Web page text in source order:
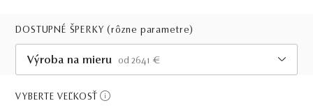
DOSTUPNÉ ŠPERKY(rôzne parametre)
Výroba na mieru
od 2641 €
Viac ako 30 dní
VYBERTE VEĽKOSŤ